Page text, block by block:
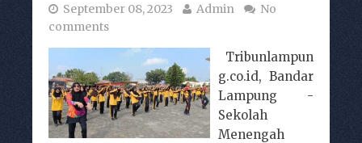
September 08, 2023 Admin
No
comments
Tribunlampun
g.co.id, Bandar
Lampung -
Sekolah
Menengah